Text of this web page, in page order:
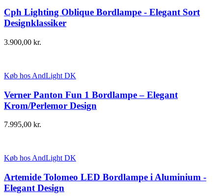
Cph Lighting Oblique Bordlampe - Elegant Sort
Designklassiker
3.900,00 kr.
Køb hos AndLight DK
Verner Panton Fun 1 Bordlampe – Elegant
Krom/Perlemor Design
7.995,00 kr.
Køb hos AndLight DK
Artemide Tolomeo LED Bordlampe i Aluminium -
Elegant Design